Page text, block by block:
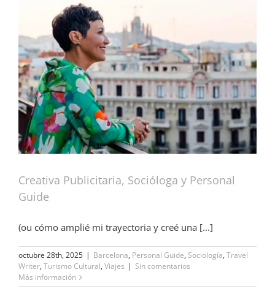
Creativa Publicitaria, Socióloga y Personal
Guide
(ou cómo amplié mi trayectoria y creé una [...]
octubre 28th, 2025 | Barcelona, Personal Guide, Sociología, Travel
Writer, Turismo Cultural, Viajes | Sin comentarios
Más información